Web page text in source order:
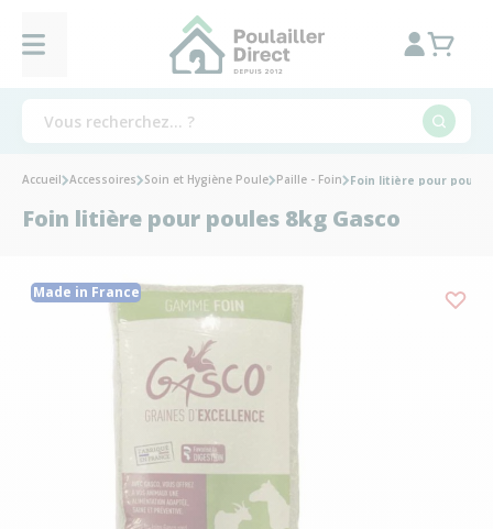
Accueil Accessoires Soin et Hygiène Poule Paille - Foin Foin litière pour poules
Foin litière pour poules 8kg Gasco
Made in France